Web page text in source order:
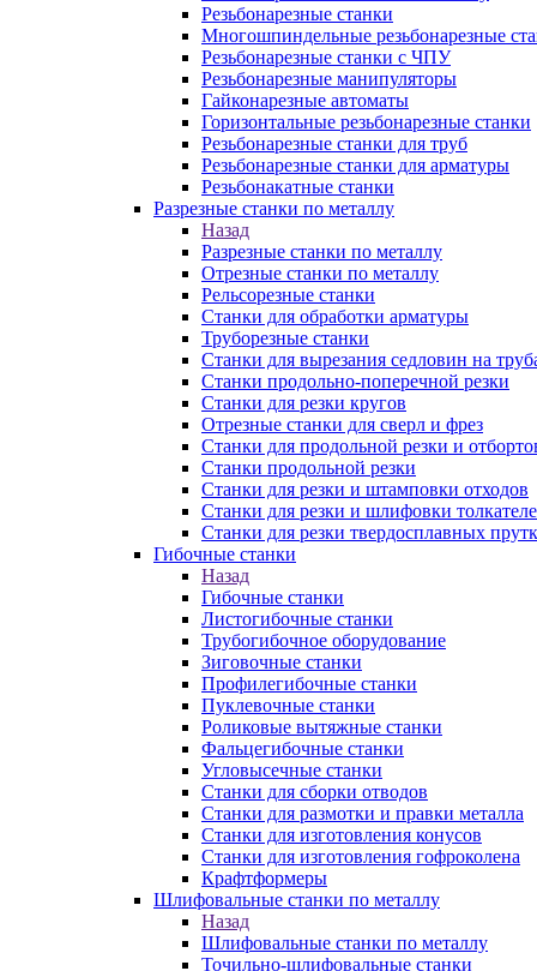
Резьбонарезные станки
Многошпиндельные резьбонарезные
Резьбонарезные станки с ЧПУ
Резьбонарезные манипуляторы
Гайконарезные автоматы
Горизонтальные резьбонарезные станки
Резьбонарезные станки для труб
Резьбонарезные станки для арматуры
Резьбонакатные станки
Разрезные станки по металлу
Назад
Разрезные станки по металлу
Отрезные станки по металлу
Рельсорезные станки
Станки для обработки арматуры
Труборезные станки
Станки для вырезания седловин на
Станки продольно-поперечной резки
Станки для резки кругов
Отрезные станки для сверл и фрез
Станки для продольной резки и
Станки продольной резки
Станки для резки и штамповки отходов
Станки для резки и шлифовки
Станки для резки твердосплавных
Гибочные станки
Назад
Гибочные станки
Листогибочные станки
Трубогибочное оборудование
Зиговочные станки
Профилегибочные станки
Пуклевочные станки
Роликовые вытяжные станки
Фальцегибочные станки
Угловысечные станки
Станки для сборки отводов
Станки для размотки и правки металла
Станки для изготовления конусов
Станки для изготовления гофроколена
Крафтформеры
Шлифовальные станки по металлу
Назад
Шлифовальные станки по металлу
Точильно-шлифовальные станки